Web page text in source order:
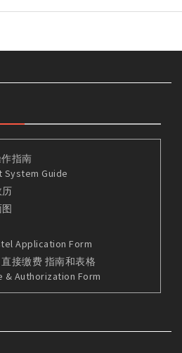
指南
System Guide
Application Form
接缴费 指南和表格
& Authorization Form